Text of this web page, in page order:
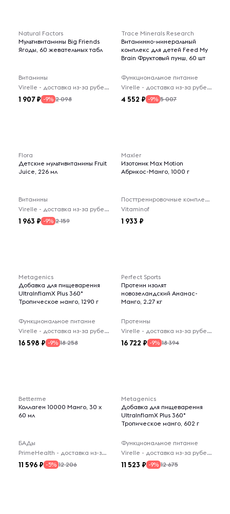
Natural Factors
Мультивитамины Big Friends
Ягоды, 60 жевательных табл
Витамины
Virelle - доставка из-за рубежа
1 907 -9% 2 098
Trace Minerals Research
Витаминно-минеральный
комплекс для детей Feed My
Brain Фруктовый пунш, 60 шт
Функциональное питание
Virelle - доставка из-за рубежа
4 552 -9% 5 007
Flora
Детские мультивитамины Fruit
Juice, 226 мл
Витамины
Virelle - доставка из-за рубежа
1 963 -9% 2 159
Maxler
Изотоник Max Motion
Абрикос-Манго, 1000 г
Посттренировочные комплексы
Vitaminof
1 933
Metagenics
Добавка для пищеварения
UltralnflamX Plus 360°
Тропическое манго, 1290 г
Функциональное питание
Virelle - доставка из-за рубежа
16 598 -9% 18 258
Perfect Sports
Протеин изолят
новозеландский Ананас-
Манго, 2.27 кг
Протеины
Virelle - доставка из-за рубежа
16 722 -9% 18 394
Betterme
Коллаген 10000 Манго, 30 x
60 мл
БАДы
PrimeHealth - доставка из-за рубежа
11 596 -5% 12 206
Metagenics
Добавка для пищеварения
UltralnflamX Plus 360°
Тропическое манго, 602 г
Функциональное питание
Virelle - доставка из-за рубежа
11 523 -9% 12 675